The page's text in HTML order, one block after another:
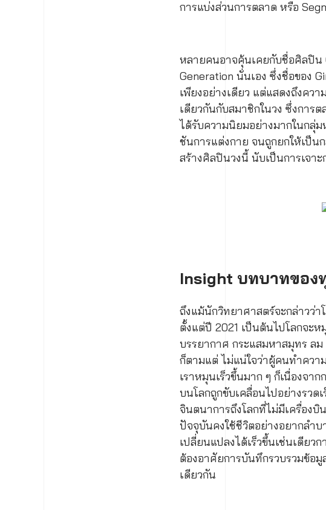
การแบ่งส่วนการตลาด หรือ
หลายคนอาจคุ้นเคยกับชื่อศิลปิน
Generation นั่นเอง ซึ่งชื่อของ
เพียงอย่างเดียว แต่แสดงถึงคว
เดียวกันกับสมาชิกในวง ซึ่งการ
ได้รับความนิยมอย่างมากในกลุ่ม
ชันการแต่งกาย จนถูกยกให้เป็น
สร้างศิลปินวงนี้ นับเป็นการเจา
Insight บทบาทของ
ถึงแม้นักวิทยาศาสตร์จะกล่าวว่า
ตั้งแต่ปี 2021 เป็นต้นไปโลกจะ
บรรยากาศ กระแสมหาสมุทร ลม
ก็ตามแต่ ไม่แน่ใจว่าผู้คนทำควา
เราหมุนเร็วขึ้นมาก ๆ ก็เนื่องจา
บนโลกถูกขับเคลื่อนไปอย่างรวด
จินตนาการถึงโลกที่ไม่มีเครื่อง
ปัจจุบันคงใช้ชีวิตอย่างอยากลำ
เปลี่ยนแปลงได้เร็วขึ้นเช่นเดียว
ต้องอาศัยการบันทึกรวบรวมข้อ
เดียวกัน